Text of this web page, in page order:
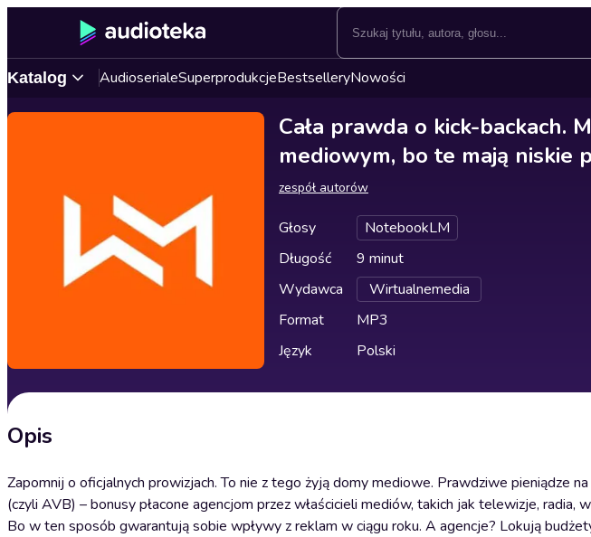
Katalog AudioserialeSuperprodukcjeBestselleryNowości
Cała prawda o kick-backach.
mediowym, bo te mają niskie
zespół autorów
Głosy
NotebookLM
Długość
9 minut
Wydawca
Wirtualnemedia
Format
MP3
Język
Polski
Opis
Zapomnij o oficjalnych prowizjach. To nie z tego żyją domy mediowe. Prawdziwe pieniądze
(czyli AVB) – bonusy płacone agencjom przez właścicieli mediów, takich jak telewizje, radia,
Bo w ten sposób gwarantują sobie wpływy z reklam w ciągu roku. A agencje? Lokują